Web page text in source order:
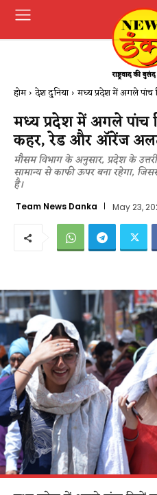
होम देश दुनिया मध्य प्रदेश में अगले पांच
मध्य प्रदेश में अगले पांच
कहर, रेड और ऑरेंज
मौसम विभाग के अनुसार, प्रदेश के
सामान्य से काफी ऊपर बना रहेगा,
है।
Team News Danka May 23,